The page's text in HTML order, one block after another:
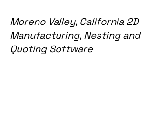
Moreno Valley, California 2D
Manufacturing, Nesting and
Quoting Software